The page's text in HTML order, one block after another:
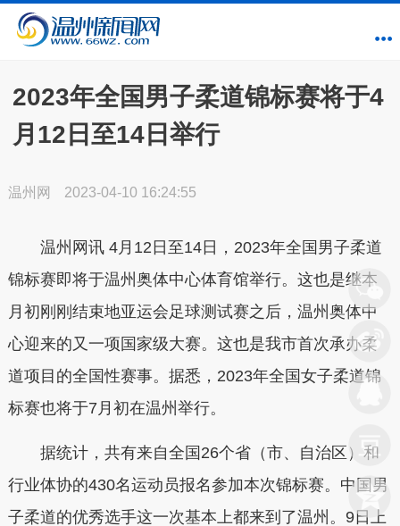
2023年全国男子柔道锦标赛将于4
月12日至14日举行
温州网 2023-04-10 16:24:55
温州网讯 4月12日至14日，2023年全国男子柔道
锦标赛即将于温州奥体中心体育馆举行。这也是继本
月初刚刚结束地亚运会足球测试赛之后，温州奥体中
心迎来的又一项国家级大赛。这也是我市首次承办柔
道项目的全国性赛事。据悉，2023年全国女子柔道锦
标赛也将于7月初在温州举行。
据统计，共有来自全国26个省（市、自治区）和
行业体协的430名运动员报名参加本次锦标赛。中国男
子柔道的优秀选手这一次基本上都来到了温州。9日上